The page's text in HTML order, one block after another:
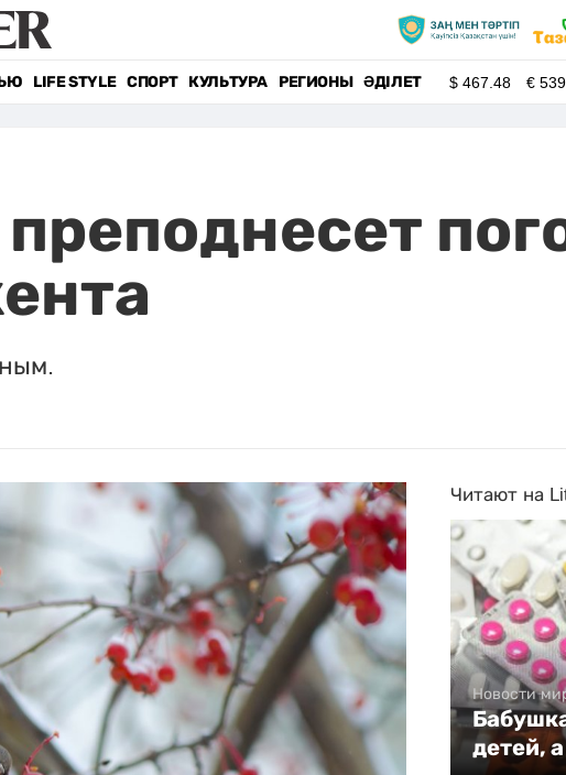
LIFE STYLE СПОРТ КУЛЬТУРА РЕГИОНЫ ӘДІЛЕТ $467.48 €
Читают на
Новости
детей,